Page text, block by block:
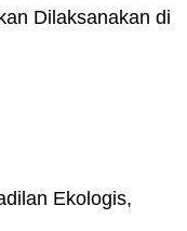
Dilaksanakan di
Ekologis,